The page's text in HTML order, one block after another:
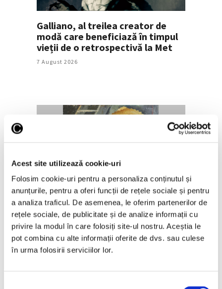
Acest site utilizează cookie-uri
Folosim cookie-uri pentru a personaliza conținutul și
anunțurile, pentru a oferi funcții de rețele sociale și pentru
a analiza traficul. De asemenea, le oferim partenerilor de
rețele sociale, de publicitate și de analize informații cu
privire la modul în care folosiți site-ul nostru. Aceștia le
pot combina cu alte informații oferite de dvs. sau culese
în urma folosirii serviciilor lor.
Galliano, al treilea creator de
modă care beneficiază în timpul
vieții de o retrospectivă la Met
7 August 2026
Nicolae Stoica, ultimul mare
interbelic – Recuperare istorică
după mai bine de 80 de ani
7 August 2026